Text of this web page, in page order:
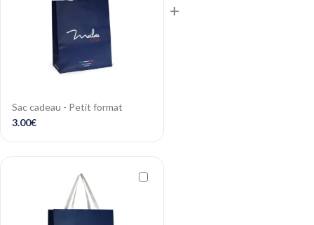
Sac cadeau - Petit format
3.00€
+